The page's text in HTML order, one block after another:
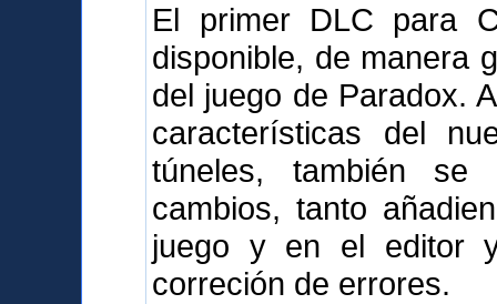
El primer DLC para
disponible, de manera
del juego de Paradox.
características del
túneles, también
cambios, tanto
juego y en el editor
correción de errores.